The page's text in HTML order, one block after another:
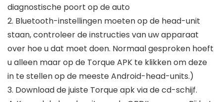
diagnostische poort op de auto
2. Bluetooth-instellingen moeten op de head-unit
staan, controleer de instructies van uw apparaat
over hoe u dat moet doen. Normaal gesproken hoeft
u alleen maar op de Torque APK te klikken om deze
in te stellen op de meeste Android-head-units.)
3. Download de juiste Torque apk via de cd-schijf.